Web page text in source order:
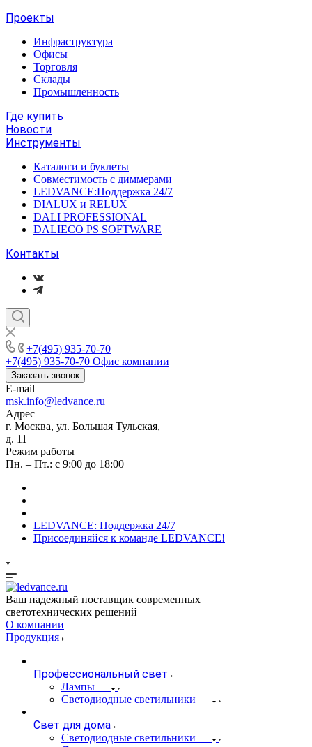
Проекты
Инфраструктура
Офисы
Торговля
Склады
Промышленность
Где купить
Новости
Инструменты
Каталоги и буклеты
Совместимость с диммерами
LEDVANCE:Поддержка 24/7
DIALUX и RELUX
DALI PROFESSIONAL
DALIECO PS SOFTWARE
Контакты
+7(495) 935-70-70
+7(495) 935-70-70 Офис компании
Заказать звонок
E-mail
msk.info@ledvance.ru
Адрес
г. Москва, ул. Большая Тульская,
д. 11
Режим работы
Пн. – Пт.: с 9:00 до 18:00
LEDVANCE: Поддержка 24/7
Присоединяйся к команде LEDVANCE!
Ваш надежный поставщик современных
светотехнических решений
О компании
Продукция
Профессиональный свет
Лампы
Светодиодные светильники
Свет для дома
Светодиодные светильники